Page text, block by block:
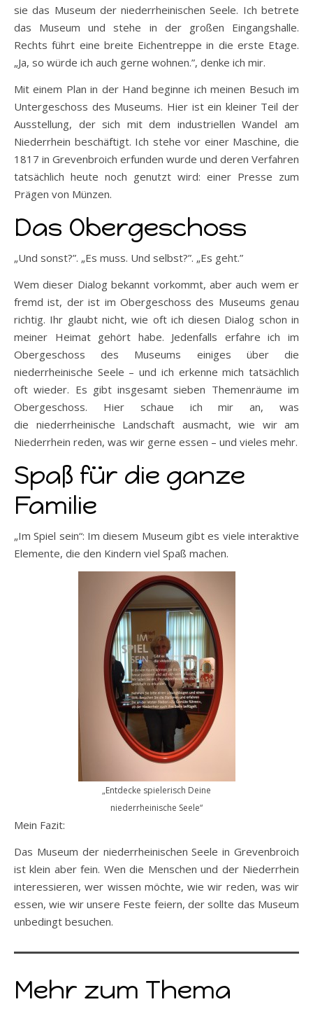
sie das Museum der niederrheinischen Seele. Ich betrete
das Museum und stehe in der großen Eingangshalle.
Rechts führt eine breite Eichentreppe in die erste Etage.
„Ja, so würde ich auch gerne wohnen.”, denke ich mir.
Mit einem Plan in der Hand beginne ich meinen Besuch im
Untergeschoss des Museums. Hier ist ein kleiner Teil der
Ausstellung, der sich mit dem industriellen Wandel am
Niederrhein beschäftigt. Ich stehe vor einer Maschine, die
1817 in Grevenbroich erfunden wurde und deren Verfahren
tatsächlich heute noch genutzt wird: einer Presse zum
Prägen von Münzen.
Das Obergeschoss
„Und sonst?”. „Es muss. Und selbst?”. „Es geht.”
Wem dieser Dialog bekannt vorkommt, aber auch wem er
fremd ist, der ist im Obergeschoss des Museums genau
richtig. Ihr glaubt nicht, wie oft ich diesen Dialog schon in
meiner Heimat gehört habe. Jedenfalls erfahre ich im
Obergeschoss des Museums einiges über die
niederrheinische Seele – und ich erkenne mich tatsächlich
oft wieder. Es gibt insgesamt sieben Themenräume im
Obergeschoss. Hier schaue ich mir an, was
die niederrheinische Landschaft ausmacht, wie wir am
Niederrhein reden, was wir gerne essen – und vieles mehr.
Spaß für die ganze
Familie
„Im Spiel sein“: Im diesem Museum gibt es viele interaktive
Elemente, die den Kindern viel Spaß machen.
„Entdecke spielerisch Deine
niederrheinische Seele“
Mein Fazit:
Das Museum der niederrheinischen Seele in Grevenbroich
ist klein aber fein. Wen die Menschen und der Niederrhein
interessieren, wer wissen möchte, wie wir reden, was wir
essen, wie wir unsere Feste feiern, der sollte das Museum
unbedingt besuchen.
Mehr zum Thema